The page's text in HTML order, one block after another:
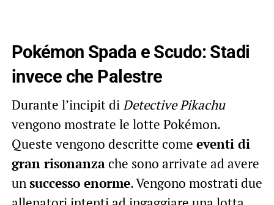
Pokémon Spada e Scudo: Stadi
invece che Palestre
Durante l’incipit diDetective Pikachu
vengono mostrate le lotte Pokémon.
Queste vengono descritte come eventi di
gran risonanzache sono arrivate ad avere
unsuccesso enorme. Vengono mostrati due